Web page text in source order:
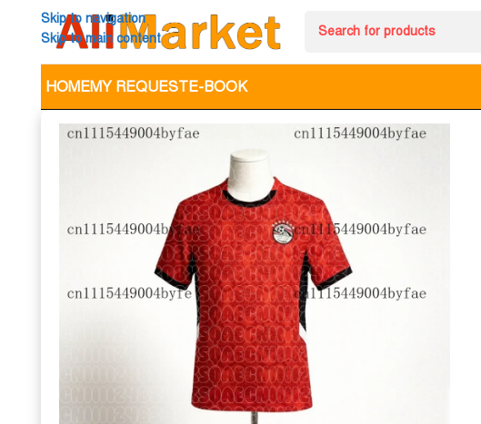
Skip to navigation
Skip to main content
HOMEMY REQUESTE-BOOK